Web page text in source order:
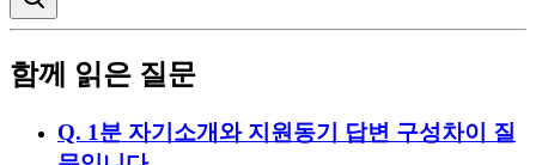
함께 읽은 질문
Q. 1분 자기소개와 지원동기 답변 구성차이 질